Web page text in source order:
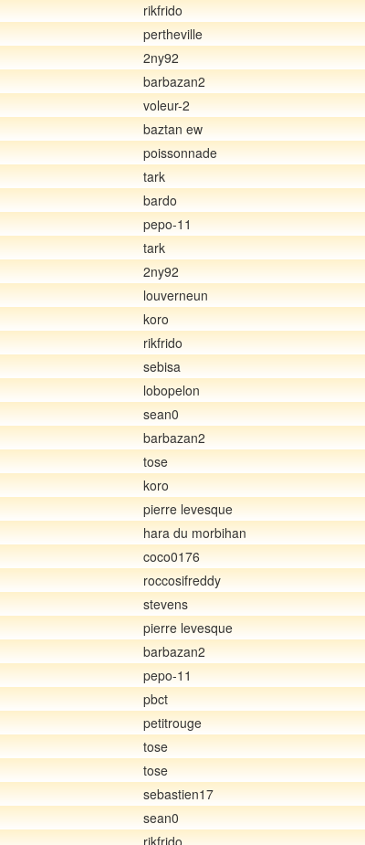
rikfrido
pertheville
2ny92
barbazan2
voleur-2
baztan ew
poissonnade
tark
bardo
pepo-11
tark
2ny92
louverneun
koro
rikfrido
sebisa
lobopelon
sean0
barbazan2
tose
koro
pierre levesque
hara du morbihan
coco0176
roccosifreddy
stevens
pierre levesque
barbazan2
pepo-11
pbct
petitrouge
tose
tose
sebastien17
sean0
rikfrido